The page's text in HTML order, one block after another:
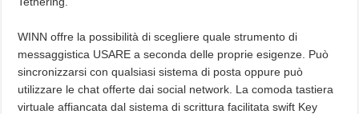
WINN offre la possibilità di scegliere quale strumento di
messaggistica USARE a seconda delle proprie esigenze. Può
sincronizzarsi con qualsiasi sistema di posta oppure può
utilizzare le chat offerte dai social network. La comoda tastiera
virtuale affiancata dal sistema di scrittura facilitata swift Key